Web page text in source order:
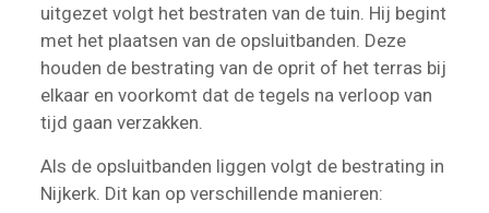
uitgezet volgt het bestraten van de tuin. Hij begint
met het plaatsen van de opsluitbanden. Deze
houden de bestrating van de oprit of het terras bij
elkaar en voorkomt dat de tegels na verloop van
tijd gaan verzakken.
Als de opsluitbanden liggen volgt de bestrating in
Nijkerk. Dit kan op verschillende manieren: